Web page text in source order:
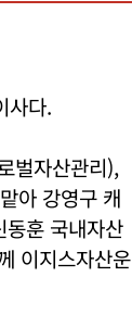
사다.
벌자산관리),
아 강영구 캐
훈 국내자산
이지스자산운